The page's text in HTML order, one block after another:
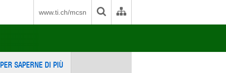
www.ti.ch/mcsn
PER SAPERNE DI PIÙ